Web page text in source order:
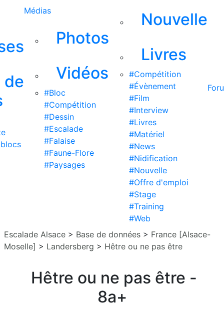
de
Médias
Photos
Vidéos
#Bloc
#Compétition
#Dessin
#Escalade
#Falaise
#Faune-Flore
#Paysages
Nouvelle
Livres
#Compétition
#Évènement
#Film
#Interview
#Livres
#Matériel
#News
#Nidification
#Nouvelle
#Offre d'emploi
#Stage
#Training
#Web
Escalade Alsace > Base de données > France [Alsace-
Moselle] > Landersberg > Hêtre ou ne pas être
Hêtre ou ne pas être -
8a+